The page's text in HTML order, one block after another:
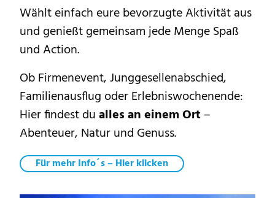
Wählt einfach eure bevorzugte Aktivität aus
und genießt gemeinsam jede Menge Spaß
und Action.
Ob Firmenevent, Junggesellenabschied,
Familienausflug oder Erlebniswochenende:
Hier findest dualles an einem Ort–
Abenteuer, Natur und Genuss.
Für mehr Info´s – Hier klicken